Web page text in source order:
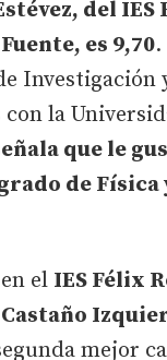
del IES
es 9,70
Investigación
la
que le
de Física
el IES Félix
mejor